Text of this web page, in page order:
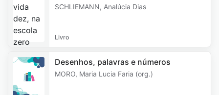
SCHLIEMANN, Analúcia Dias
Livro
Desenhos, palavras e números
MORO, Maria Lucia Faria (org.)